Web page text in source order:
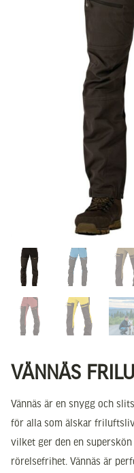
VÄNNÄS
Vännäs är en snygg och
för alla som älskar
vilket ger den en
rörelsefrihet. Vännäs är